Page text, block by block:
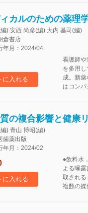
カルのための薬理
) 安西 尚彦(編) 大内 基司(編)
倉書店
年月：2024/04
に入れる
看護師や
を多用
成。新
はコンパ
の複合影響と健康
) 青山 博昭(編)
歯薬出版
年月：2024/02
に入れる
●飲料水
よる曝
取される
複数の媒